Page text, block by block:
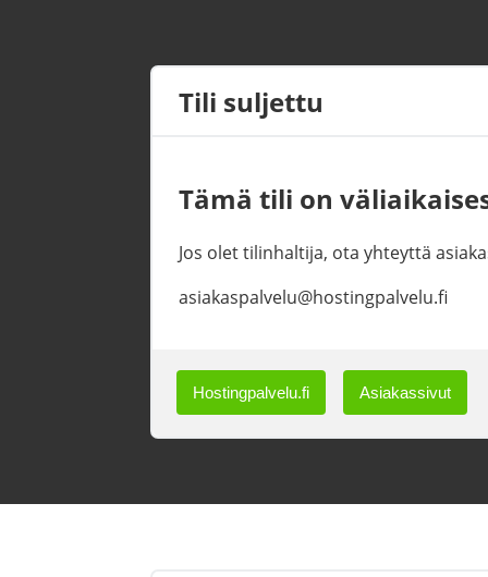
Tili suljettu
Tämä tili on
Jos olet tilinhaltija, ota yhteyttä
asiakaspalvelu@hostingpalvelu.fi
Hostingpalvelu.fi Asiakassivut